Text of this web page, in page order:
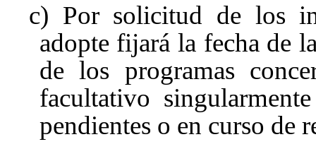
c) Por solicitud de los
adopte fijará la fecha de
de los programas
facultativo
pendientes o en curso de